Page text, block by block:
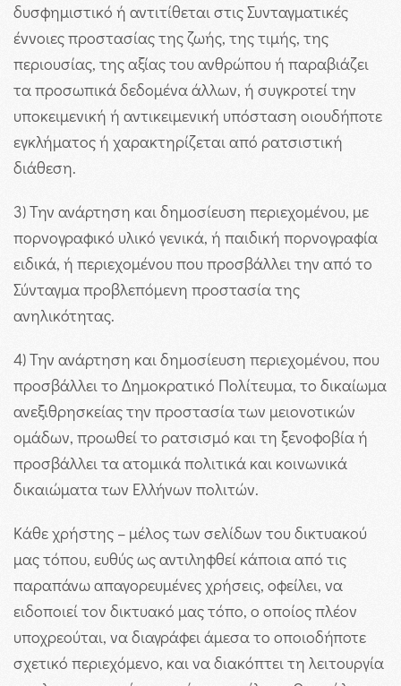
δυσφημιστικό ή αντιτίθεται στις Συνταγματικές
έννοιες προστασίας της ζωής, της τιμής, της
περιουσίας, της αξίας του ανθρώπου ή παραβιάζει
τα προσωπικά δεδομένα άλλων, ή συγκροτεί την
υποκειμενική ή αντικειμενική υπόσταση οιουδήποτε
εγκλήματος ή χαρακτηρίζεται από ρατσιστική
διάθεση.
3) Την ανάρτηση και δημοσίευση περιεχομένου, με
πορνογραφικό υλικό γενικά, ή παιδική πορνογραφία
ειδικά, ή περιεχομένου που προσβάλλει την από το
Σύνταγμα προβλεπόμενη προστασία της
ανηλικότητας.
4) Την ανάρτηση και δημοσίευση περιεχομένου, που
προσβάλλει το Δημοκρατικό Πολίτευμα, το δικαίωμα
ανεξιθρησκείας την προστασία των μειονοτικών
ομάδων, προωθεί το ρατσισμό και τη ξενοφοβία ή
προσβάλλει τα ατομικά πολιτικά και κοινωνικά
δικαιώματα των Ελλήνων πολιτών.
Κάθε χρήστης – μέλος των σελίδων του δικτυακού
μας τόπου, ευθύς ως αντιληφθεί κάποια από τις
παραπάνω απαγορευμένες χρήσεις, οφείλει, να
ειδοποιεί τον δικτυακό μας τόπο, ο οποίος πλέον
υποχρεούται, να διαγράφει άμεσα το οποιοδήποτε
σχετικό περιεχόμενο, και να διακόπτει τη λειτουργία